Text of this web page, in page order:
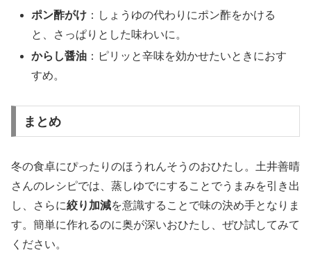
ポン酢がけ ：しょうゆの代わりにポン酢をかける
と、さっぱりとした味わいに。
からし醤油 ：ピリッと辛味を効かせたいときにおす
すめ。
まとめ
冬の食卓にぴったりのほうれんそうのおひたし。土井善晴
さんのレシピでは、蒸しゆでにすることでうまみを引き出
し、さらに絞り加減を意識することで味の決め手となりま
す。簡単に作れるのに奥が深いおひたし、ぜひ試してみて
ください。